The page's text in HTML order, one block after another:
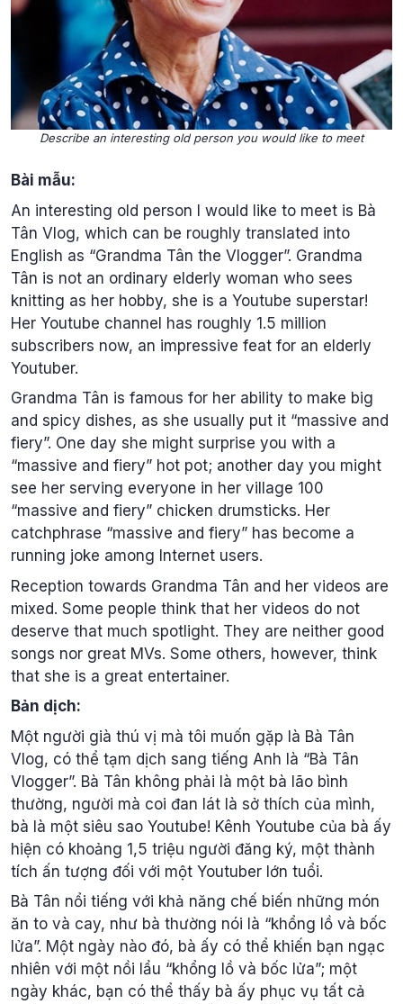
Describe an interesting old person you would like to meet
Bài mẫu:
An interesting old person I would like to meet is Bà
Tân Vlog, which can be roughly translated into
English as “Grandma Tân the Vlogger”. Grandma
Tân is not an ordinary elderly woman who sees
knitting as her hobby, she is a Youtube superstar!
Her Youtube channel has roughly 1.5 million
subscribers now, an impressive feat for an elderly
Youtuber.
Grandma Tân is famous for her ability to make big
and spicy dishes, as she usually put it “massive and
fiery”. One day she might surprise you with a
“massive and fiery” hot pot; another day you might
see her serving everyone in her village 100
“massive and fiery” chicken drumsticks. Her
catchphrase “massive and fiery” has become a
running joke among Internet users.
Reception towards Grandma Tân and her videos are
mixed. Some people think that her videos do not
deserve that much spotlight. They are neither good
songs nor great MVs. Some others, however, think
that she is a great entertainer.
Bản dịch:
Một người già thú vị mà tôi muốn gặp là Bà Tân
Vlog, có thể tạm dịch sang tiếng Anh là “Bà Tân
Vlogger”. Bà Tân không phải là một bà lão bình
thường, người mà coi đan lát là sở thích của mình,
bà là một siêu sao Youtube! Kênh Youtube của bà ấy
hiện có khoảng 1,5 triệu người đăng ký, một thành
tích ấn tượng đối với một Youtuber lớn tuổi.
Bà Tân nổi tiếng với khả năng chế biến những món
ăn to và cay, như bà thường nói là “khổng lồ và bốc
lửa”. Một ngày nào đó, bà ấy có thể khiến bạn ngạc
nhiên với một nồi lẩu “khổng lồ và bốc lửa”; một
ngày khác, bạn có thể thấy bà ấy phục vụ tất cả